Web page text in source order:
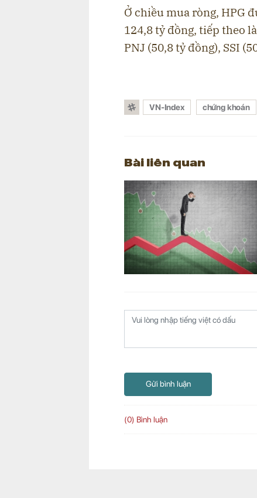
Ở chiều mua ròng, HPG
124,8 tỷ đồng, tiếp theo
PNJ (50,8 tỷ đồng), SSI
VN-Index chứng khoán
Bài liên quan
Gửi bình luận
(0) Bình luận